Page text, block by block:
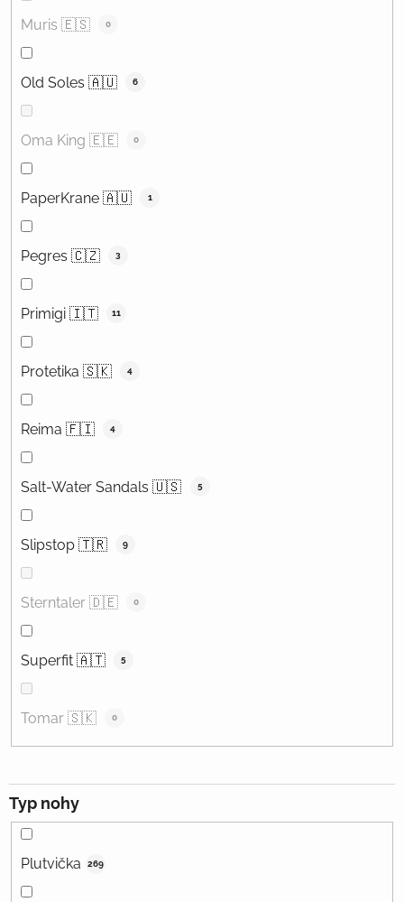
Muris 🇪🇸 0
Old Soles 🇦🇺 6
Oma King 🇪🇪 0
PaperKrane 🇦🇺 1
Pegres 🇨🇿 3
Primigi 🇮🇹 11
Protetika 🇸🇰 4
Reima 🇫🇮 4
Salt-Water Sandals 🇺🇸 5
Slipstop 🇹🇷 9
Sterntaler 🇩🇪 0
Superfit 🇦🇹 5
Tomar 🇸🇰 0
Typ nohy
Plutvička 269